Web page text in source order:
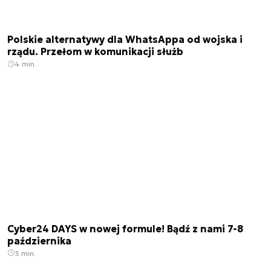
Polskie alternatywy dla WhatsAppa od wojska i
rządu. Przełom w komunikacji służb
4 min.
Cyber24 DAYS w nowej formule! Bądź z nami 7-8
października
3 min.